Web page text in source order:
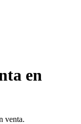
en
venta.